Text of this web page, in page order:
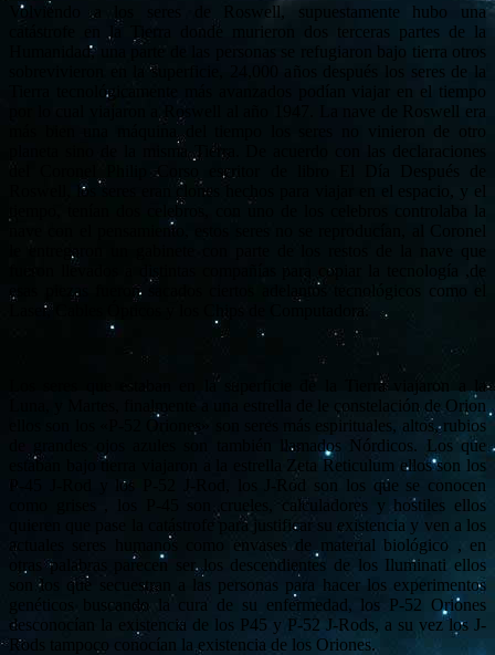
Volviendo a los seres de Roswell, supuestamente hubo una
catástrofe en la Tierra donde murieron dos terceras partes de la
Humanidad, una parte de las personas se refugiaron bajo tierra otros
sobrevivieron en la superficie, 24,000 años después los seres de la
Tierra tecnológicamente más avanzados podían viajar en el tiempo
por lo cual viajaron a Roswell al año 1947. La nave de Roswell era
más bien una máquina del tiempo los seres no vinieron de otro
planeta sino de la misma Tierra. De acuerdo con las declaraciones
del Coronel Philip Corso escritor de libro El Día Después de
Roswell, los seres eran clones hechos para viajar en el espacio, y el
tiempo, tenían dos celebros, con uno de los celebros controlaba la
nave con el pensamiento, estos seres no se reproducían, al Coronel
fueron llevados a distintas compañías para copiar la tecnología ,de
esas piezas fueron sacados ciertos adelantos tecnológicos como el
Laser, Cables Ópticos y los Chips de Computadora.
Los seres que estaban en la superficie de la Tierra viajaron a la
Luna, y Martes, finalmente a una estrella de le constelación de Orion
ellos son los «P-52 Oriones» son seres más espirituales, altos, rubios
de grandes ojos azules son también llamados Nórdicos. Los que
estaban bajo tierra viajaron a la estrella Zeta Reticulum ellos son los
P-45 J-Rod y los P-52 J-Rod, los J-Rod son los que se conocen
como grises , los P-45 son crueles, calculadores y hostiles ellos
quieren que pase la catástrofe para justificar su existencia y ven a los
actuales seres humanos como envases de material biológico , en
otras palabras parecen ser los descendientes de los Iluminati ellos
son los que secuestran a las personas para hacer los experimentos
genéticos buscando la cura de su enfermedad, los P-52 Oriones
desconocían la existencia de los P45 y P-52 J-Rods, a su vez los J-
Rods tampoco conocían la existencia de los Oriones.